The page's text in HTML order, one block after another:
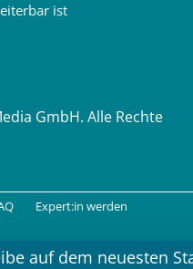
ist
GmbH. Alle Rechte
Expert:in werden
auf dem neuesten